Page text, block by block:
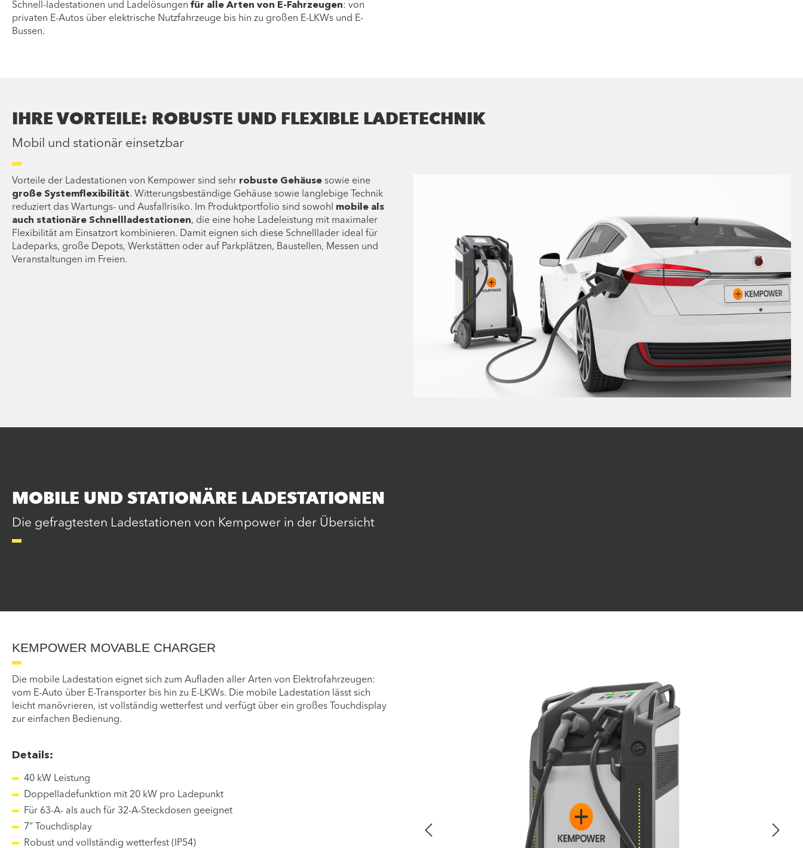
Schnell-ladestationen und Ladelösungen für alle Arten von E-Fahrzeugen: von
privaten E-Autos über elektrische Nutzfahrzeuge bis hin zu großen E-LKWs und E-
Bussen.
IHRE VORTEILE: ROBUSTE UND FLEXIBLE LADETECHNIK
Mobil und stationär einsetzbar
Vorteile der Ladestationen von Kempower sind sehr robuste Gehäuse sowie eine
große Systemflexibilität. Witterungsbeständige Gehäuse sowie langlebige Technik
reduziert das Wartungs- und Ausfallrisiko. Im Produktportfolio sind sowohl mobile als
auch stationäre Schnellladestationen, die eine hohe Ladeleistung mit maximaler
Flexibilität am Einsatzort kombinieren. Damit eignen sich diese Schnelllader ideal für
Ladeparks, große Depots, Werkstätten oder auf Parkplätzen, Baustellen, Messen und
Veranstaltungen im Freien.
MOBILE UND STATIONÄRE LADESTATIONEN
Die gefragtesten Ladestationen von Kempower in der Übersicht
KEMPOWER MOVABLE CHARGER
Die mobile Ladestation eignet sich zum Aufladen aller Arten von Elektrofahrzeugen:
vom E-Auto über E-Transporter bis hin zu E-LKWs. Die mobile Ladestation lässt sich
leicht manövrieren, ist vollständig wetterfest und verfügt über ein großes Touchdisplay
zur einfachen Bedienung.
Details:
40 kW Leistung
Doppelladefunktion mit 20 kW pro Ladepunkt
Für 63-A- als auch für 32-A-Steckdosen geeignet
7” Touchdisplay
Robust und vollständig wetterfest (IP54)